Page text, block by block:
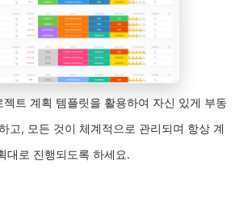
트 계획 템플릿을 활용하여 자신 있게 부동
고, 모든 것이 체계적으로 관리되며 항상 계
대로 진행되도록 하세요.